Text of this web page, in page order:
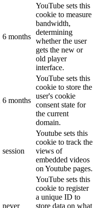
6 months
YouTube sets this
cookie to measure
bandwidth,
determining
whether the user
gets the new or
old player
interface.
6 months
YouTube sets this
cookie to store the
user's cookie
consent state for
the current
domain.
session
Youtube sets this
cookie to track the
views of
embedded videos
on Youtube pages.
never
YouTube sets this
cookie to register
a unique ID to
store data on what